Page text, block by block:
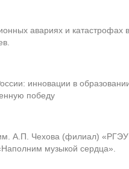
авариях и катастрофах
инновации в
победу
им. А.П. Чехова (филиал)
музыкой сердца».